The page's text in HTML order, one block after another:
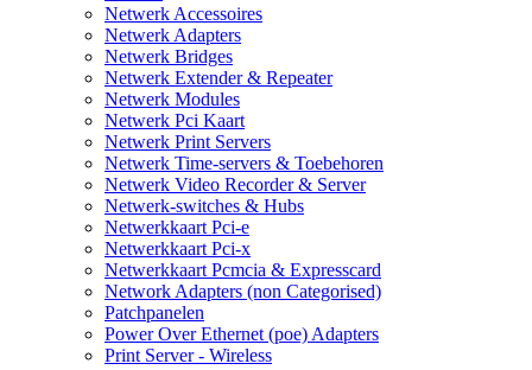
Netwerk Accessoires
Netwerk Adapters
Netwerk Bridges
Netwerk Extender & Repeater
Netwerk Modules
Netwerk Pci Kaart
Netwerk Print Servers
Netwerk Time-servers & Toebehoren
Netwerk Video Recorder & Server
Netwerk-switches & Hubs
Netwerkkaart Pci-e
Netwerkkaart Pci-x
Netwerkkaart Pcmcia & Expresscard
Network Adapters (non Categorised)
Patchpanelen
Power Over Ethernet (poe) Adapters
Print Server - Wireless